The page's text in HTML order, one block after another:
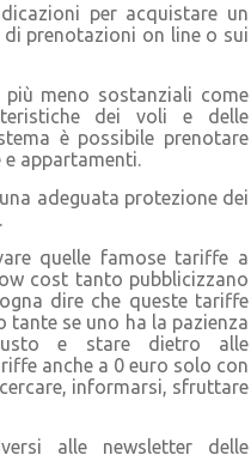
per acquistare un
prenotazioni on line o sui
più meno sostanziali come
dei voli e delle
è possibile prenotare
appartamenti.
adeguata protezione dei
quelle famose tariffe a
cost tanto pubblicizzano
dire che queste tariffe
tante se uno ha la pazienza
e stare dietro alle
anche a 0 euro solo con
informarsi, sfruttare
alle newsletter delle